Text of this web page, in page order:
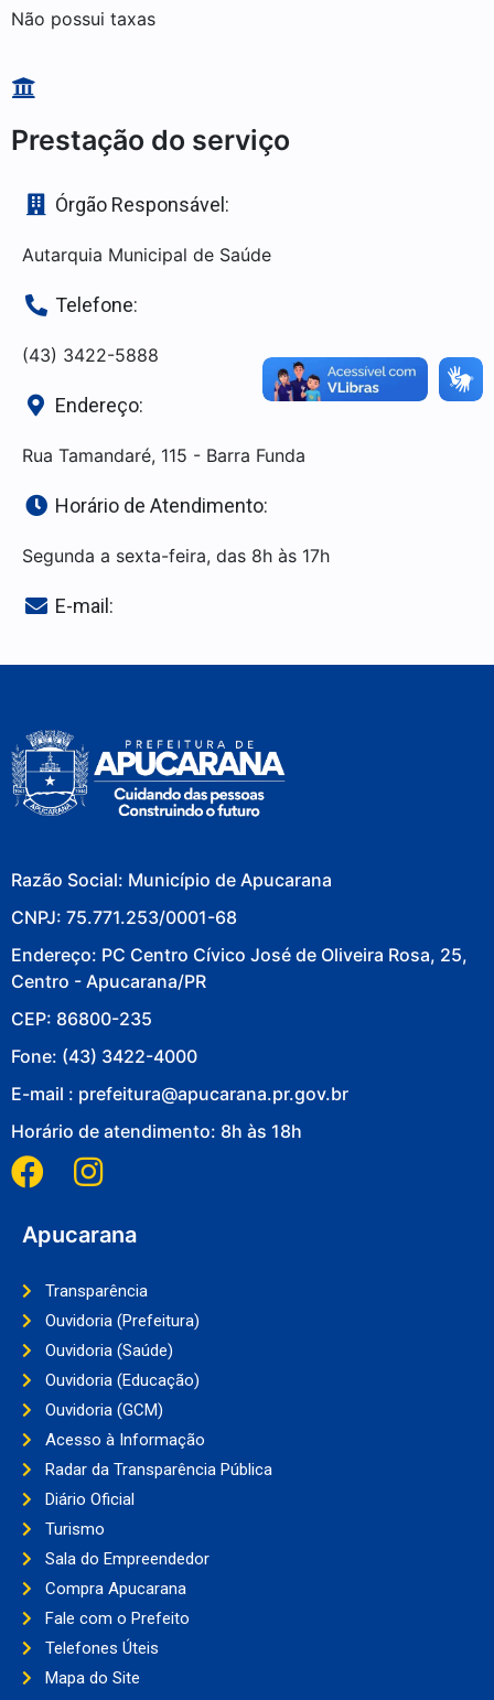
Não possui taxas
Prestação do serviço
Órgão Responsável:
Autarquia Municipal de Saúde
Telefone:
(43) 3422-5888
Endereço:
Rua Tamandaré, 115 - Barra Funda
Horário de Atendimento:
Segunda a sexta-feira, das 8h às 17h
E-mail:
Razão Social: Município de Apucarana
CNPJ: 75.771.253/0001-68
Endereço: PC Centro Cívico José de Oliveira Rosa, 25,
Centro - Apucarana/PR
CEP: 86800-235
Fone: (43) 3422-4000
E-mail : prefeitura@apucarana.pr.gov.br
Horário de atendimento: 8h às 18h
Apucarana
Transparência
Ouvidoria (Prefeitura)
Ouvidoria (Saúde)
Ouvidoria (Educação)
Ouvidoria (GCM)
Acesso à Informação
Radar da Transparência Pública
Diário Oficial
Turismo
Sala do Empreendedor
Compra Apucarana
Fale com o Prefeito
Telefones Úteis
Mapa do Site